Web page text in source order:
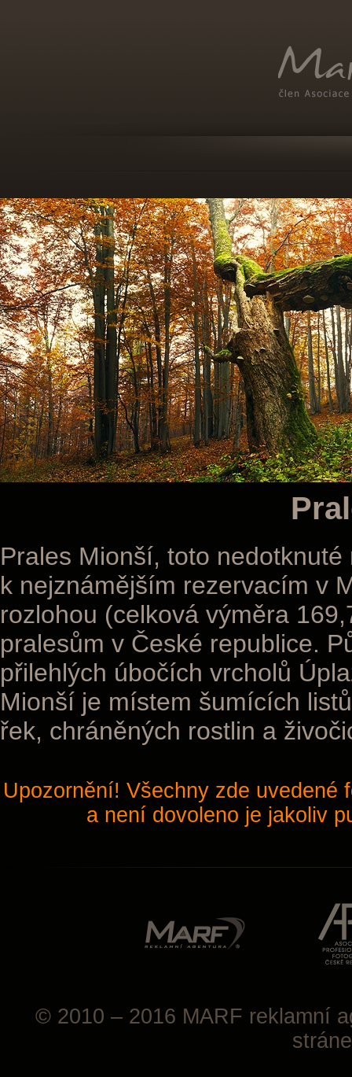
Prales Mionší, toto
k nejznámějším rezervacím v
rozlohou (celková výměra
pralesům v České republice.
přilehlých úbočích vrcholů
Mionší je místem šumících
řek, chráněných rostlin a
Upozornění! Všechny zde uvedené
a není dovoleno je jakoliv
© 2010 – 2016 MARF reklamní